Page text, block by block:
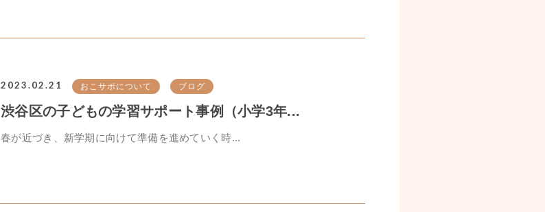
2023.02.21 おこサポについて ブログ
渋谷区の子どもの学習サポート事例（小学3年...
春が近づき、新学期に向けて準備を進めていく時...